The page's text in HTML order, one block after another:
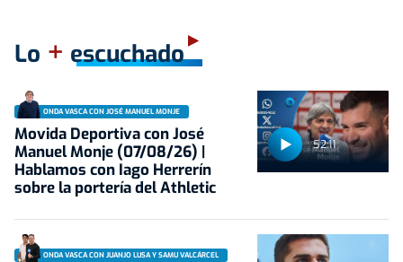
Lo + escuchado
52:11
ONDA VASCA CON JOSÉ MANUEL MONJE
Movida Deportiva con José
Manuel Monje (07/08/26) |
Hablamos con Iago Herrerín
sobre la portería del Athletic
ONDA VASCA CON JUANJO LUSA Y SAMU VALCÁRCEL